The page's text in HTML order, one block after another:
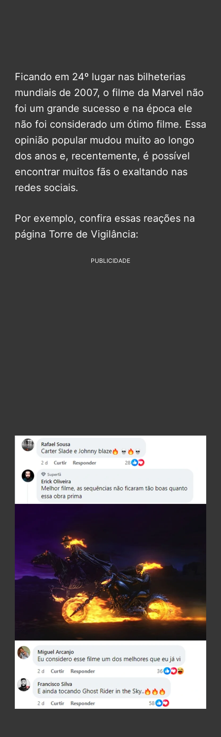
Ficando em 24º lugar nas bilheterias
mundiais de 2007, o filme da Marvel não
foi um grande sucesso e na época ele
não foi considerado um ótimo filme. Essa
opinião popular mudou muito ao longo
dos anos e, recentemente, é possível
encontrar muitos fãs o exaltando nas
redes sociais.
Por exemplo, confira essas reações na
página Torre de Vigilância:
PUBLICIDADE